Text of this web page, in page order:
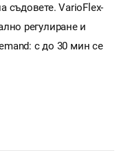
съдовете. VarioFlex-
регулиране и
с до 30 мин се